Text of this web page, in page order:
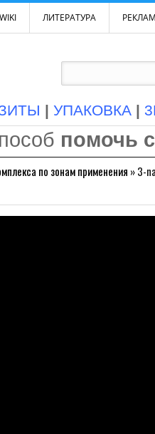
ЛИТЕРАТУРА
| УПАКОВКА |
помочь
по зонам применения »3-